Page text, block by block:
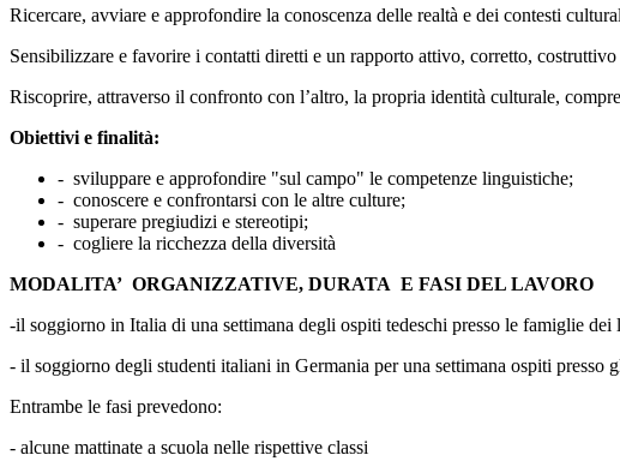
Ricercare, avviare e approfondire la conoscenza delle realtà e dei contesti
Sensibilizzare e favorire i contatti diretti e un rapporto attivo, corretto,
Riscoprire, attraverso il confronto con l’altro, la propria identità culturale,
Obiettivi e finalità:
- sviluppare e approfondire "sul campo" le competenze linguistiche;
- conoscere e confrontarsi con le altre culture;
- superare pregiudizi e stereotipi;
- cogliere la ricchezza della diversità
MODALITA’ ORGANIZZATIVE, DURATA E FASI DEL LAVORO
-il soggiorno in Italia di una settimana degli ospiti tedeschi presso le famiglie dei
- il soggiorno degli studenti italiani in Germania per una settimana ospiti presso
Entrambe le fasi prevedono:
- alcune mattinate a scuola nelle rispettive classi